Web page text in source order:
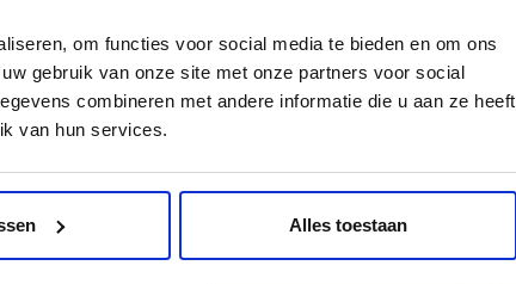
om functies voor social media te bieden en om ons
gebruik van onze site met onze partners voor social
combineren met andere informatie die u aan ze heeft
van hun services.
Alles toestaan
825DW, Brother MFC